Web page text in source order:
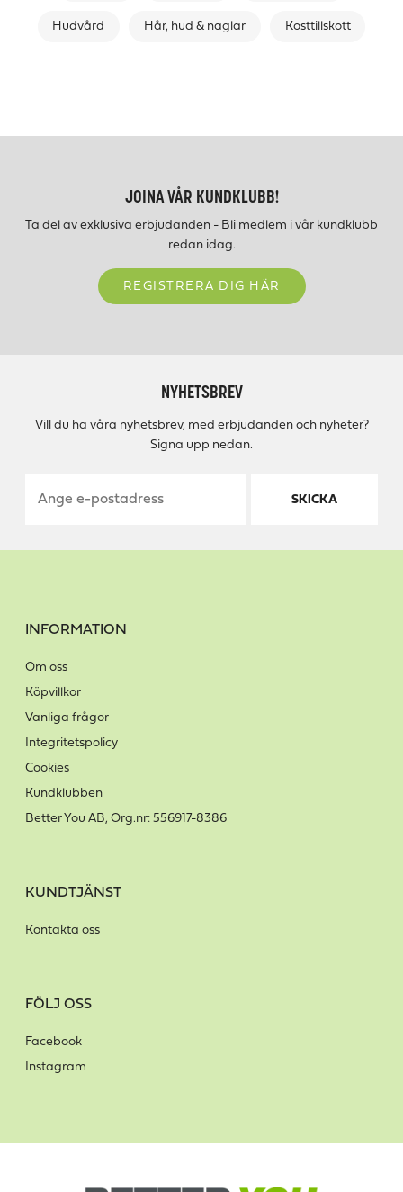
Hudvård Hår, hud & naglar Kosttillskott
JOINA VÅR KUNDKLUBB!
Ta del av exklusiva erbjudanden - Bli medlem i vår kundklubb
redan idag.
REGISTRERA DIG HÄR
NYHETSBREV
Vill du ha våra nyhetsbrev, med erbjudanden och nyheter?
Signa upp nedan.
SKICKA
INFORMATION
Om oss
Köpvillkor
Vanliga frågor
Integritetspolicy
Cookies
Kundklubben
Better You AB, Org.nr: 556917-8386
KUNDTJÄNST
Kontakta oss
FÖLJ OSS
Facebook
Instagram